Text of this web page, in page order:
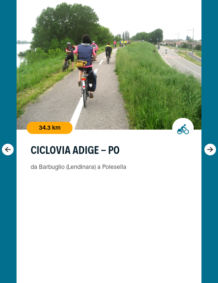
34.3 km
CICLOVIA ADIGE - PO
da Barbuglio (Lendinara) a Polesella